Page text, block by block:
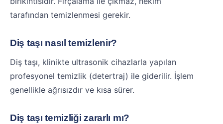
tarafından temizlenmesi gerekir.
Diş taşı nasıl temizlenir?
Diş taşı, klinikte ultrasonik cihazlarla yapılan
profesyonel temizlik (detertraj) ile giderilir. İşlem
genellikle ağrısızdır ve kısa sürer.
Diş taşı temizliği zararlı mı?